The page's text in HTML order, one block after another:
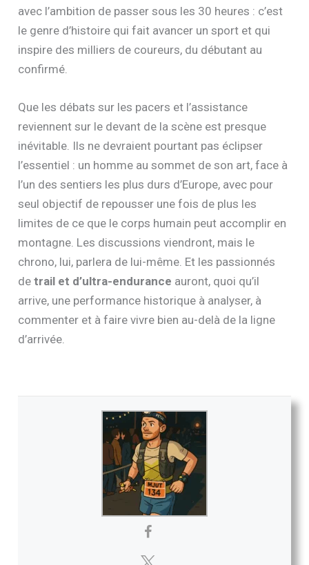
avec l’ambition de passer sous les 30 heures : c’est
le genre d’histoire qui fait avancer un sport et qui
inspire des milliers de coureurs, du débutant au
confirmé.
Que les débats sur les pacers et l’assistance
reviennent sur le devant de la scène est presque
inévitable. Ils ne devraient pourtant pas éclipser
l’essentiel : un homme au sommet de son art, face à
l’un des sentiers les plus durs d’Europe, avec pour
seul objectif de repousser une fois de plus les
limites de ce que le corps humain peut accomplir en
montagne. Les discussions viendront, mais le
chrono, lui, parlera de lui-même. Et les passionnés
detrail et d’ultra-endurance auront, quoi qu’il
arrive, une performance historique à analyser, à
commenter et à faire vivre bien au-delà de la ligne
d’arrivée.